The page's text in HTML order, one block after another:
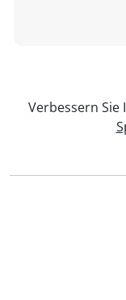
Verbessern Sie